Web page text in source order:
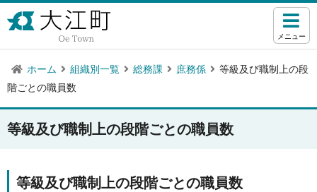
メニュー
ホーム 組織別一覧 総務課 庶務係
等級及び職制上の段
階ごとの職員数
等級及び職制上の段階ごとの職員数
等級及び職制上の段階ごとの職員数